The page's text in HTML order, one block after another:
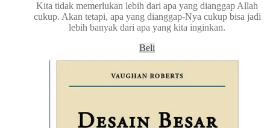
Kita tidak memerlukan lebih dari apa yang dianggap Allah
cukup. Akan tetapi, apa yang dianggap-Nya cukup bisa jadi
lebih banyak dari apa yang kita inginkan.
Beli